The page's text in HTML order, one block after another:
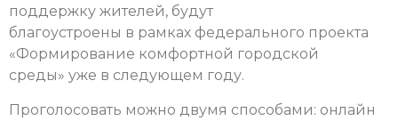
поддержку жителей, будут
благоустроены в рамках федерального проекта
«Формирование комфортной городской
среды» уже в следующем году.
Проголосовать можно двумя способами: онлайн